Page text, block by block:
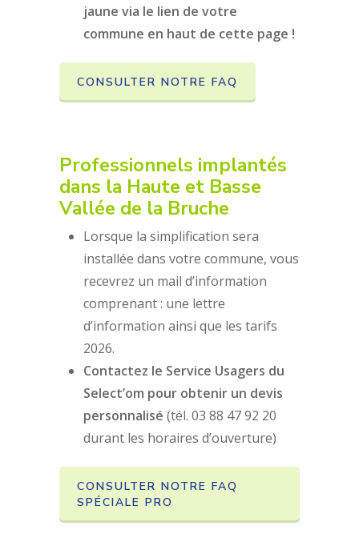
jaune via le lien de votre
commune en haut de cette page !
CONSULTER NOTRE FAQ
Professionnels implantés
dans la Haute et Basse
Vallée de la Bruche
Lorsque la simplification sera
installée dans votre commune, vous
recevrez un mail d’information
comprenant : une lettre
d’information ainsi que les tarifs
2026.
Contactez le Service Usagers du
Select’om pour obtenir un devis
personnalisé (tél. 03 88 47 92 20
durant les horaires d’ouverture)
CONSULTER NOTRE FAQ
SPÉCIALE PRO